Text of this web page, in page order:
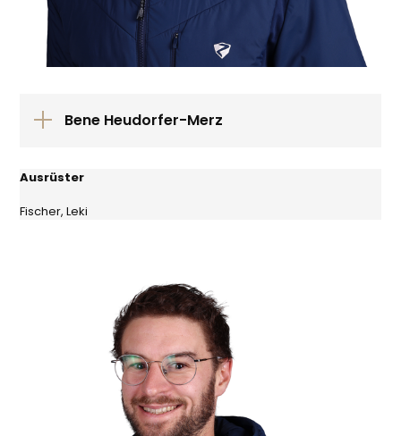
Bene Heudorfer-Merz
Ausrüster
Fischer, Leki